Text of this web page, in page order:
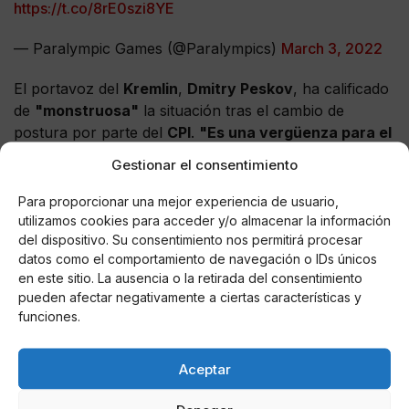
Gestionar el consentimiento
Para proporcionar una mejor experiencia de usuario,
utilizamos cookies para acceder y/o almacenar la información
del dispositivo. Su consentimiento nos permitirá procesar
datos como el comportamiento de navegación o IDs únicos
en este sitio. La ausencia o la retirada del consentimiento
pueden afectar negativamente a ciertas características y
funciones.
Aceptar
https://t.co/8rE0szi8YE
— Paralympic Games (@Paralympics) March 3, 2022
El portavoz del Kremlin, Dmitry Peskov, ha calificado
de "monstruosa" la situación tras el cambio de
postura por parte del CPI. "Es una vergüenza para el
encontrar otras palabras para describirlo.
Ciertamente, condenamos al Comité por esta
decisión", ha espetado ante los periodistas de la
agencia estatal de noticias rusaTASS.
The FINA Bureau has today made further decisions.
More info ??https://t.co/X6kyJ1O1j8 #NoWar
pic.twitter.com/lMy5NmZZ0r
March 1, 2022
se quedan sin competir también en